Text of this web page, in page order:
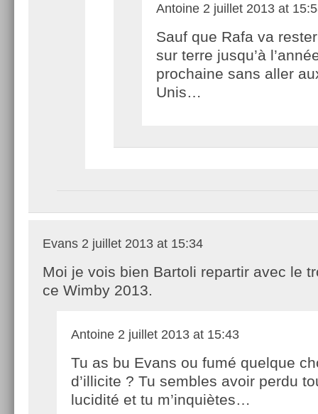
Antoine 2 juillet 2013 at
Sauf que Rafa va rester
sur terre jusqu’à
prochaine sans aller
Unis…
Evans 2 juillet 2013 at 15:34
Moi je vois bien Bartoli repartir avec le
ce Wimby 2013.
Antoine 2 juillet 2013 at 15:43
Tu as bu Evans ou fumé quelque
d’illicite ? Tu sembles avoir perdu
lucidité et tu m’inquiètes…